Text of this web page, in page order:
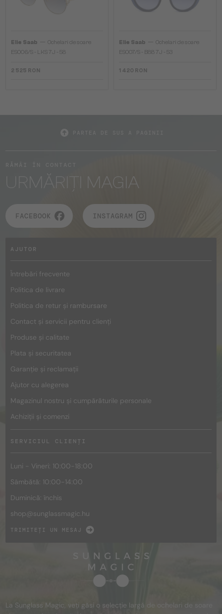
Elie Saab
Ochelari de soare
ES006/S - LKS 7J - 58
2 525 RON
Elie Saab
Ochelari de soare
ES007/S - B88 7J - 53
1 420 RON
URMĂRIȚI MAGIA
FACEBOOK INSTAGRAM
AJUTOR
Întrebări frecvente
Politica de livrare
Politica de retur și rambursare
Contact și servicii pentru clienți
Produse și calitate
Plata și securitatea
Garanție și reclamații
Ajutor cu alegerea
Magazinul nostru și cumpărăturile personale
Achiziții și comenzi
SERVICIUL CLIENȚI
Luni - Vineri: 10:00-18:00
Sâmbătă: 10:00-14:00
Duminică: închis
shop@sunglassmagic.hu
TRIMITEȚI UN MESAJ
La Sunglass Magic, veți găsi o selecție largă de ochelari de soare